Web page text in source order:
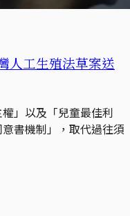
人工生殖法草案送
」以及「兒童最佳利
書機制」，取代過往須